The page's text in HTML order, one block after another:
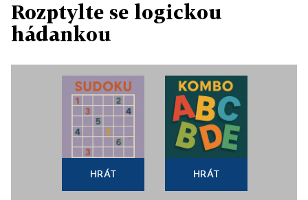
Rozptylte se logickou
hádankou
HRÁT HRÁT